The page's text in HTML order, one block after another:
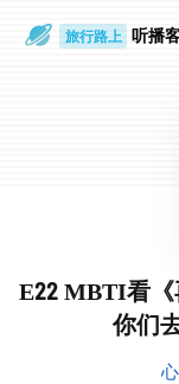
旅行路上 听播
E22 MBTI看
你们